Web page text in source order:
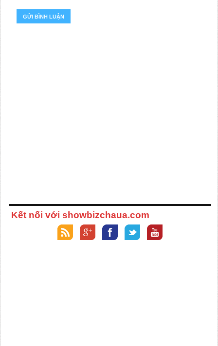
Kết nối với showbizchaua.com